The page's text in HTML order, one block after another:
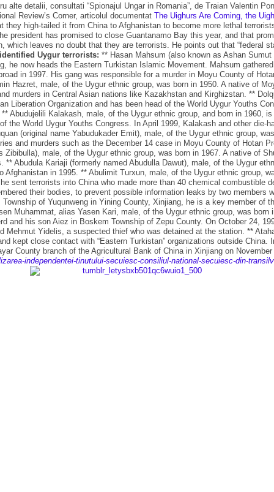
alte detalii, consultati “Spionajul Ungar in Romania”, de Traian Valentin
Review’s Corner, articolul documentat The Uighurs Are Coming, the
high-tailed it from China to Afghanistan to become more lethal
president has promised to close Guantanamo Bay this year, and that
which leaves no doubt that they are terrorists. He points out that
Uygur terrorists: ** Hasan Mahsum (also known as Ashan
he now heads the Eastern Turkistan Islamic Movement. Mahsum
in 1997. His gang was responsible for a murder in Moyu County of
Hazret, male, of the Uygur ethnic group, was born in 1950. A native of
murders in Central Asian nations like Kazakhstan and Kirghizstan. **
Organization and has been head of the World Uygur Youths
Abudujelili Kalakash, male, of the Uygur ethnic group, and born in 1960,
World Uygur Youths Congress. In April 1999, Kalakash and other
(original name Yabudukader Emit), male, of the Uygur ethnic group,
and murders such as the December 14 case in Moyu County of Hotan
male, of the Uygur ethnic group, was born in 1967. A native of
Abudula Kariaji (formerly named Abudulla Dawut), male, of the Uygur
in 1995. ** Abulimit Turxun, male, of the Uygur ethnic group,
sent terrorists into China who made more than 40 chemical
their bodies, to prevent possible information leaks by two members
of Yuqunweng in Yining County, Xinjiang, he is a key member of
Muhammat, alias Yasen Kari, male, of the Uygur ethnic group, was
and his son Aiez in Boskem Township of Zepu County. On October 24,
Yidelis, a suspected thief who was detained at the station. **
kept close contact with “Eastern Turkistan” organizations outside
County branch of the Agricultural Bank of China in Xinjiang on
independentei-tinutului-secuiesc-consiliul-national-secuiesc-din-